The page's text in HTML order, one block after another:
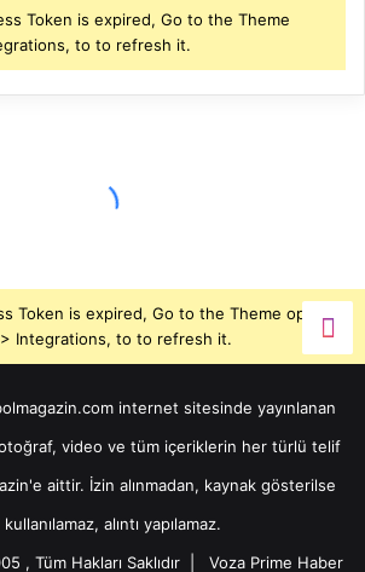
Token is expired, Go to the Theme
to to refresh it.
Token is expired, Go to the Theme options
Integrations, to to refresh it.
internet sitesinde yayınlanan
video ve tüm içeriklerin her türlü telif
aittir. İzin alınmadan, kaynak gösterilse
alıntı yapılamaz.
, Tüm Hakları Saklıdır | Voza Prime Haber